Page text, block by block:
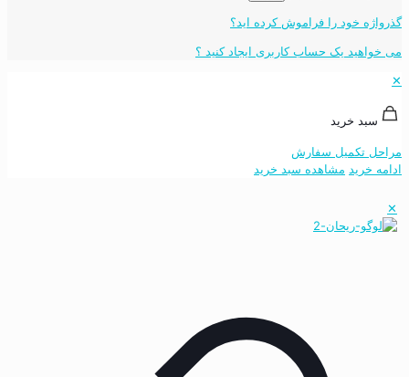
گذرواژه خود را فراموش کرده اید؟
می خواهید یک حساب کاربری ایجاد کنید ؟
✕
سبد خرید
مراحل تکمیل سفارش
ادامه خرید مشاهده سبد خرید
✕